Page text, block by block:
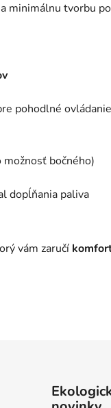
minimálnu tvorbu
pohodlné
bočného)
dopĺňania paliva
vám zaručí